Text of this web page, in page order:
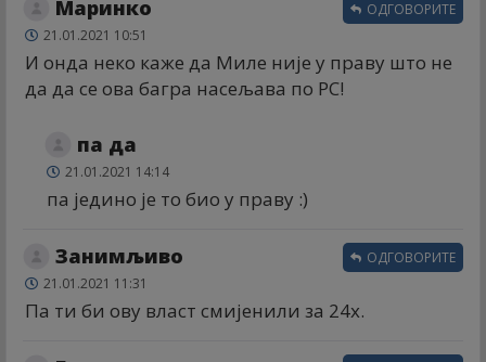
Маринко
21.01.2021 10:51
И онда неко каже да Миле није у праву што не
да да се ова багра насељава по РС!
ОДГОВОРИТЕ
па да
21.01.2021 14:14
па једино је то био у праву :)
Занимљиво
21.01.2021 11:31
Па ти би ову власт смијенили за 24х.
ОДГОВОРИТЕ